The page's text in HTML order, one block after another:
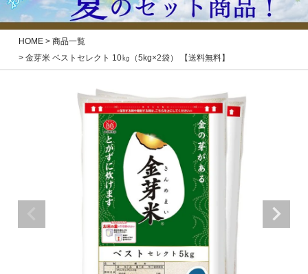
HOME
商品一覧
金芽米 ベストセレクト 10㎏（5kg×2袋） 【送料無料】